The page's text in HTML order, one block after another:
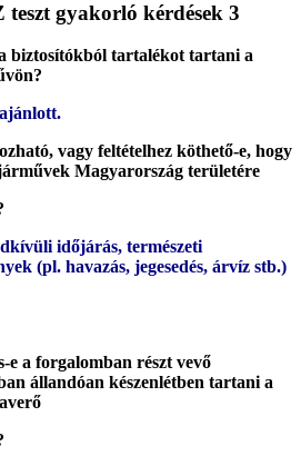
teszt gyakorló kérdések 3
biztosítókból tartalékot tartani a
vagy feltételhez köthető-e, hogy
Magyarország területére
időjárás, természeti
(pl. havazás, jegesedés, árvíz stb.)
e a forgalomban részt vevő
állandóan készenlétben tartani a